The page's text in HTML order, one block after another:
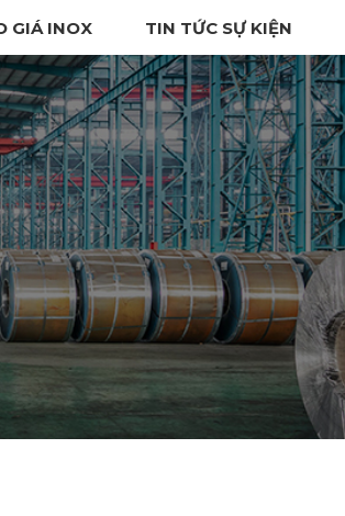
GIÁ INOX TIN TỨC SỰ KIỆN